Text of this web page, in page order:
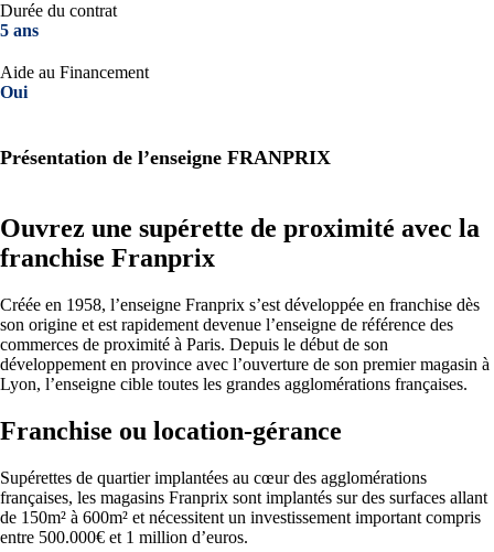
Durée du contrat
5 ans
Aide au Financement
Oui
Présentation de l’enseigne FRANPRIX
Ouvrez une supérette de proximité avec la
franchise Franprix
Créée en 1958, l’enseigne Franprix s’est développée en franchise dès
son origine et est rapidement devenue l’enseigne de référence des
commerces de proximité à Paris. Depuis le début de son
développement en province avec l’ouverture de son premier magasin à
Lyon, l’enseigne cible toutes les grandes agglomérations françaises.
Franchise ou location-gérance
Supérettes de quartier implantées au cœur des agglomérations
françaises, les magasins Franprix sont implantés sur des surfaces allant
de 150m² à 600m² et nécessitent un investissement important compris
entre 500.000€ et 1 million d’euros.